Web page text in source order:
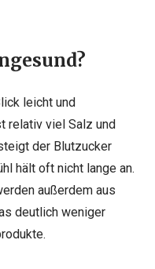
leicht und
relativ viel Salz und
der Blutzucker
hält oft nicht lange an.
außerdem aus
deutlich weniger